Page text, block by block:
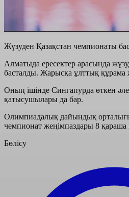
Жүзуден Қазақстан чемпионаты
Алматыда ересектер арасында
басталды. Жарысқа ұлттық құрама
Оның ішінде Сингапурда өткен
қатысушылары да бар.
Олимпиадалық дайындық
чемпионат жеңімпаздары 8 қараша
Бөлісу